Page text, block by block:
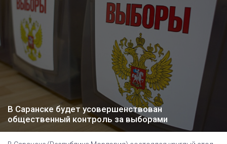
В Саранске будет усовершенствован
общественный контроль за выборами